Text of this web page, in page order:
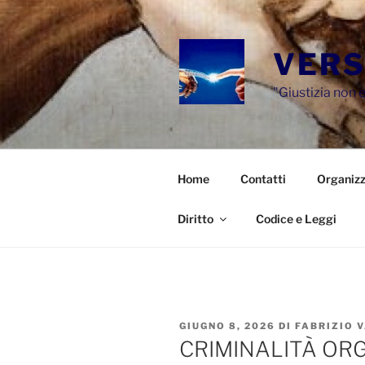
Salta
al
contenuto
"Giustizia non
Home Contatti
Diritto Codice e Leggi
PUBBLICATO
IL
GIUGNO 8, 2026 DI FABRIZIO
CRIMINALITÀ